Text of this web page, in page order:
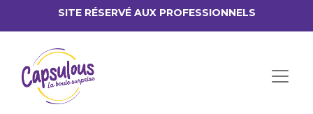
SITE RÉSERV​É AUX PROFESSIONNELS